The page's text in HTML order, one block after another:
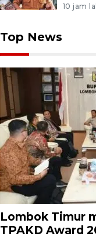
10 jam
Top News
Lombok Timur
TPAKD Award